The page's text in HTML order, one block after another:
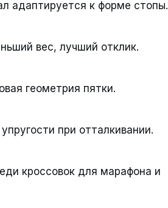
адаптируется к форме стопы.
вес, лучший отклик.
геометрия пятки.
при отталкивании.
кроссовок для марафона и